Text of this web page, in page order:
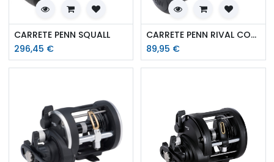
CARRETE PENN SQUALL
296,45 €
CARRETE PENN RIVAL CON CUENTAMETROS
89,95 €